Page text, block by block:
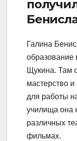
Галина
образование
Щукина. Там
мастерство
для работы
училища она
различных
фильмах.